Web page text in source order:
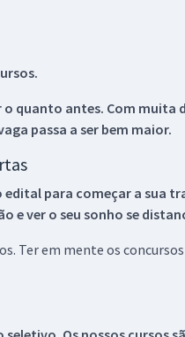
quanto antes. Com muita
passa a ser bem maior.
edital para começar a sua
e ver o seu sonho se
Ter em mente os